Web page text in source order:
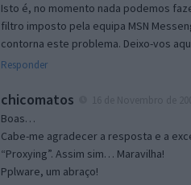
Isto é, no momento nada podemos
filtro imposto pela equipa MSN
contorna este problema. Deixo-vos
Responder
chicomatos
Boas…
Cabe-me agradecer a resposta e a
“Proxying”. Assim sim… Maravilha!
Pplware, um abraço!